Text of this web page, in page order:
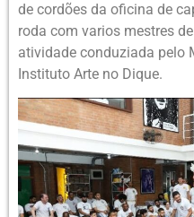
de cordões da oficina de
roda com varios mestres
atividade conduziada pelo
Instituto Arte no Dique.